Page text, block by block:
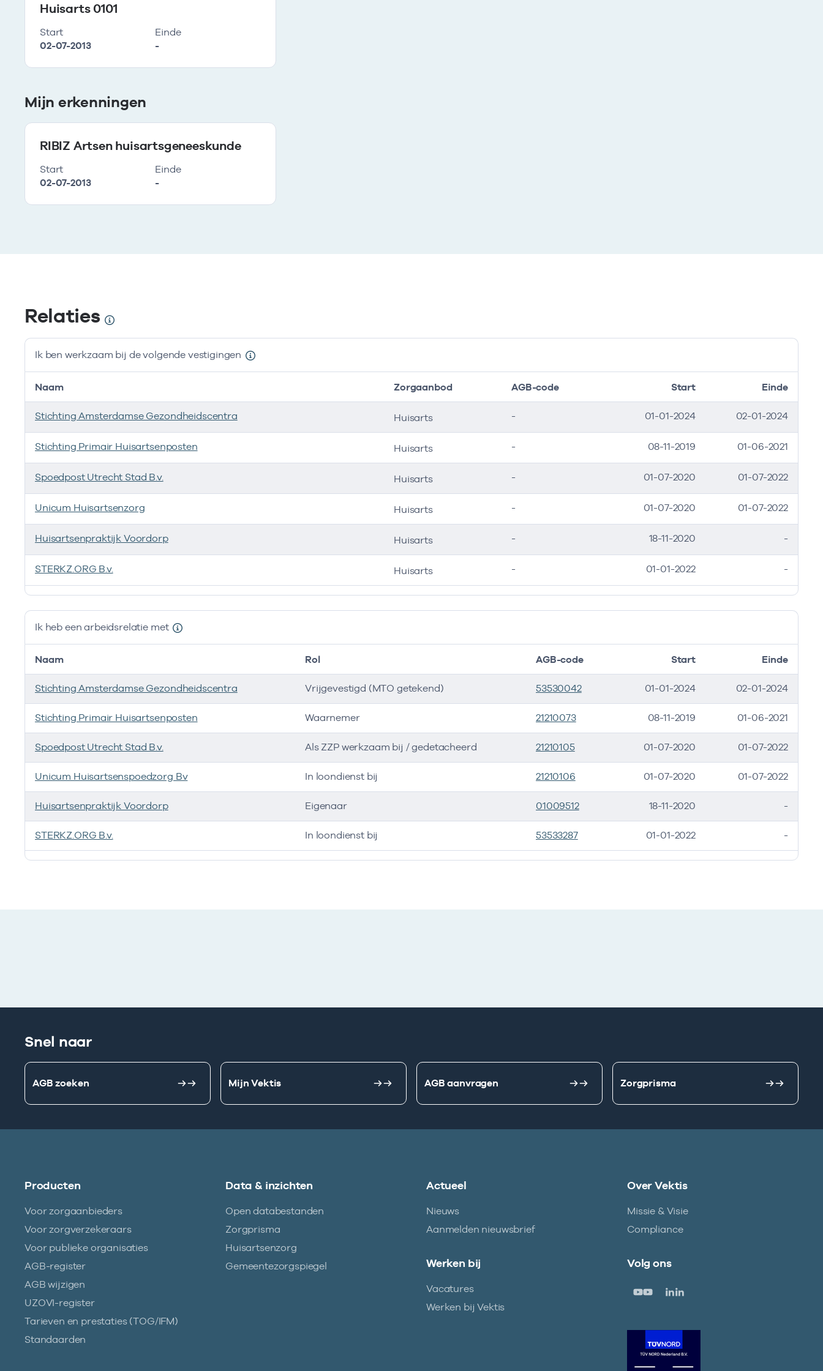
Huisarts 0101
Start
02-07-2013
Einde
-
Mijn erkenningen
RIBIZ Artsen huisartsgeneeskunde
Start
02-07-2013
Einde
-
Relaties
Ik ben werkzaam bij de volgende vestigingen
Ik ben werkzaam bij de volgende vestigingen
Naam Zorgaanbod AGB-code Start Einde
Stichting Amsterdamse Gezondheidscentra Huisarts - 01-01-2024 02-01-2024
Stichting Primair Huisartsenposten Huisarts - 08-11-2019 01-06-2021
Spoedpost Utrecht Stad B.v. Huisarts - 01-07-2020 01-07-2022
Unicum Huisartsenzorg Huisarts - 01-07-2020 01-07-2022
Huisartsenpraktijk Voordorp Huisarts - 18-11-2020 -
STERKZ.ORG B.v. Huisarts - 01-01-2022 -
Ik heb een arbeidsrelatie met
Ik heb een arbeidsrelatie met
Naam Rol AGB-code Start Einde
Stichting Amsterdamse Gezondheidscentra Vrijgevestigd (MTO getekend) 53530042 01-01-2024 02-01-2024
Stichting Primair Huisartsenposten Waarnemer 21210073 08-11-2019 01-06-2021
Spoedpost Utrecht Stad B.v. Als ZZP werkzaam bij / gedetacheerd 21210105 01-07-2020 01-07-2022
Unicum Huisartsenspoedzorg Bv In loondienst bij 21210106 01-07-2020 01-07-2022
Huisartsenpraktijk Voordorp Eigenaar 01009512 18-11-2020 -
STERKZ.ORG B.v. In loondienst bij 53533287 01-01-2022 -
Snel naar
AGB zoeken Mijn Vektis AGB aanvragen Zorgprisma
Producten
Voor zorgaanbieders
Voor zorgverzekeraars
Voor publieke organisaties
AGB-register
AGB wijzigen
UZOVI-register
Tarieven en prestaties (TOG/IFM)
Standaarden
Data & inzichten
Open databestanden
Zorgprisma
Huisartsenzorg
Gemeentezorgspiegel
Actueel
Nieuws
Aanmelden nieuwsbrief
Over Vektis
Missie & Visie
Compliance
Werken bij
Vacatures
Werken bij Vektis
Volg ons